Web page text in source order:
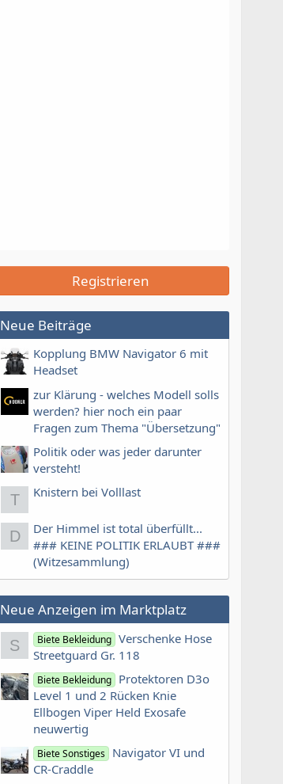
Registrieren
Neue Beiträge
Kopplung BMW Navigator 6 mit
Headset
zur Klärung - welches Modell solls
werden? hier noch ein paar
Fragen zum Thema "Übersetzung"
Politik oder was jeder darunter
versteht!
T Knistern bei Volllast
D
Der Himmel ist total überfüllt...
### KEINE POLITIK ERLAUBT ###
(Witzesammlung)
Neue Anzeigen im Marktplatz
S Biete Bekleidung Verschenke Hose
Streetguard Gr. 118
Biete Bekleidung Protektoren D3o
Level 1 und 2 Rücken Knie
Ellbogen Viper Held Exosafe
neuwertig
Biete Sonstiges Navigator VI und
CR-Craddle